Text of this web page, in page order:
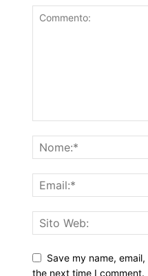
Save my name,
the next time I comment.